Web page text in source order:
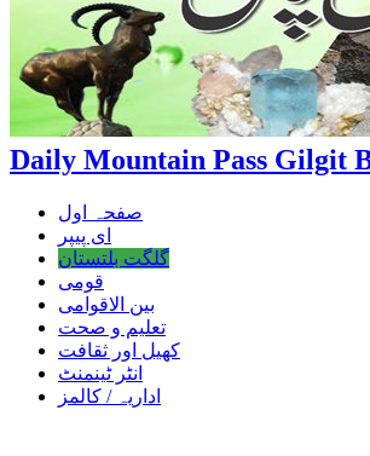
Daily Mountain Pass Gilgit
صفحہ اول
ای پیپر
گلگت بلتستان
قومی
بین الاقوامی
تعلیم و صحت
کھیل اور ثقافت
انٹر ٹینمنٹ
اداریہ / کالمز